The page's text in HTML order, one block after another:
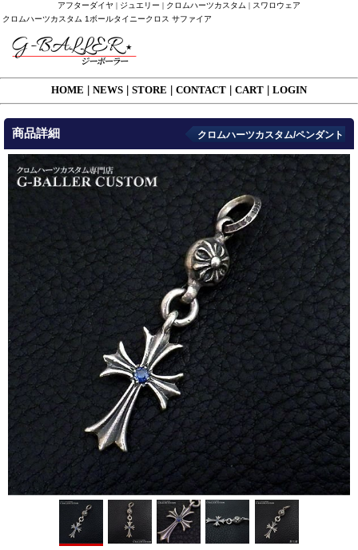
アフターダイヤ | ジュエリー | クロムハーツカスタム | スワロウェア
クロムハーツカスタム 1ボールタイニークロス サファイア
HOME NEWS STORE CONTACT CART LOGIN
商品詳細 クロムハーツカスタム/ペンダント